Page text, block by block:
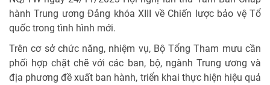
hành Trung ương Đảng khóa XIII về Chiến lược bảo vệ Tổ
quốc trong tình hình mới.
Trên cơ sở chức năng, nhiệm vụ, Bộ Tổng Tham mưu cần
phối hợp chặt chẽ với các ban, bộ, ngành Trung ương và
địa phương đề xuất ban hành, triển khai thực hiện hiệu quả